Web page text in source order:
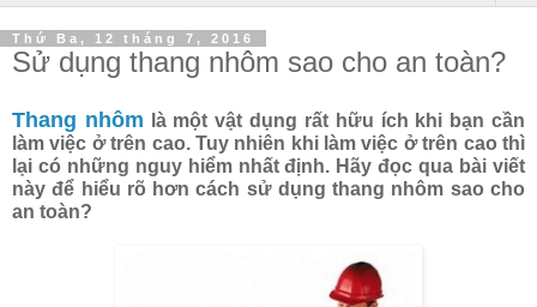
Thứ Ba, 12 tháng 7, 2016
Sử dụng thang nhôm sao cho an toàn?
Thang nhôm là một vật dụng rất hữu ích khi bạn cần
làm việc ở trên cao. Tuy nhiên khi làm việc ở trên cao thì
lại có những nguy hiểm nhất định. Hãy đọc qua bài viết
này để hiểu rõ hơn cách sử dụng thang nhôm sao cho
an toàn?